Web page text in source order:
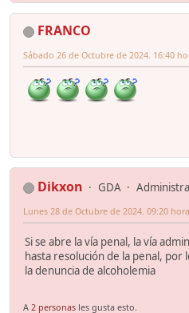
FRANCO
Sábado 26 de Octubre de 2024. 16:40
Dikxon GDA
Lunes 28 de Octubre de 2024. 09:20
Si se abre la vía penal, la vía
hasta resolución de la penal,
la denuncia de alcoholemia
A 2 personas les gusta esto.